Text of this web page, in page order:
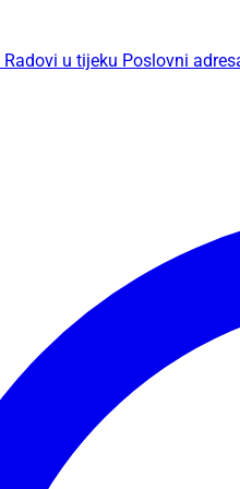
Radovi u tijeku Poslovni